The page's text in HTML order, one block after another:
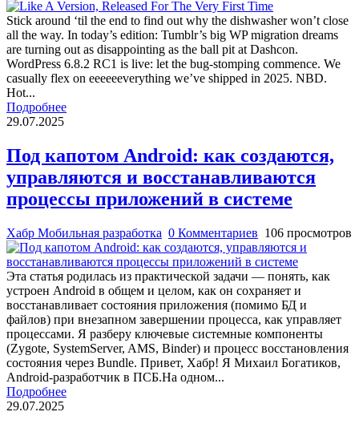
Stick around ‘til the end to find out why the dishwasher won’t close
all the way. In today’s edition: Tumblr’s big WP migration dreams
are turning out as disappointing as the ball pit at Dashcon.
WordPress 6.8.2 RC1 is live: let the bug-stomping commence. We
casually flex on eeeeeeverything we’ve shipped in 2025. NBD.
Hot...
Подробнее
29.07.2025
Под капотом Android: как создаются,
управляются и восстанавливаются
процессы приложений в системе
Хабр Мобильная разработка 0 Комментариев 106 просмотров
Эта статья родилась из практической задачи — понять, как
устроен Android в общем и целом, как он сохраняет и
восстанавливает состояния приложения (помимо БД и
файлов) при внезапном завершении процесса, как управляет
процессами. Я разберу ключевые системные компоненты
(Zygote, SystemServer, AMS, Binder) и процесс восстановления
состояния через Bundle. Привет, Хабр! Я Михаил Богатиков,
Android‑разработчик в ПСБ.На одном...
Подробнее
29.07.2025